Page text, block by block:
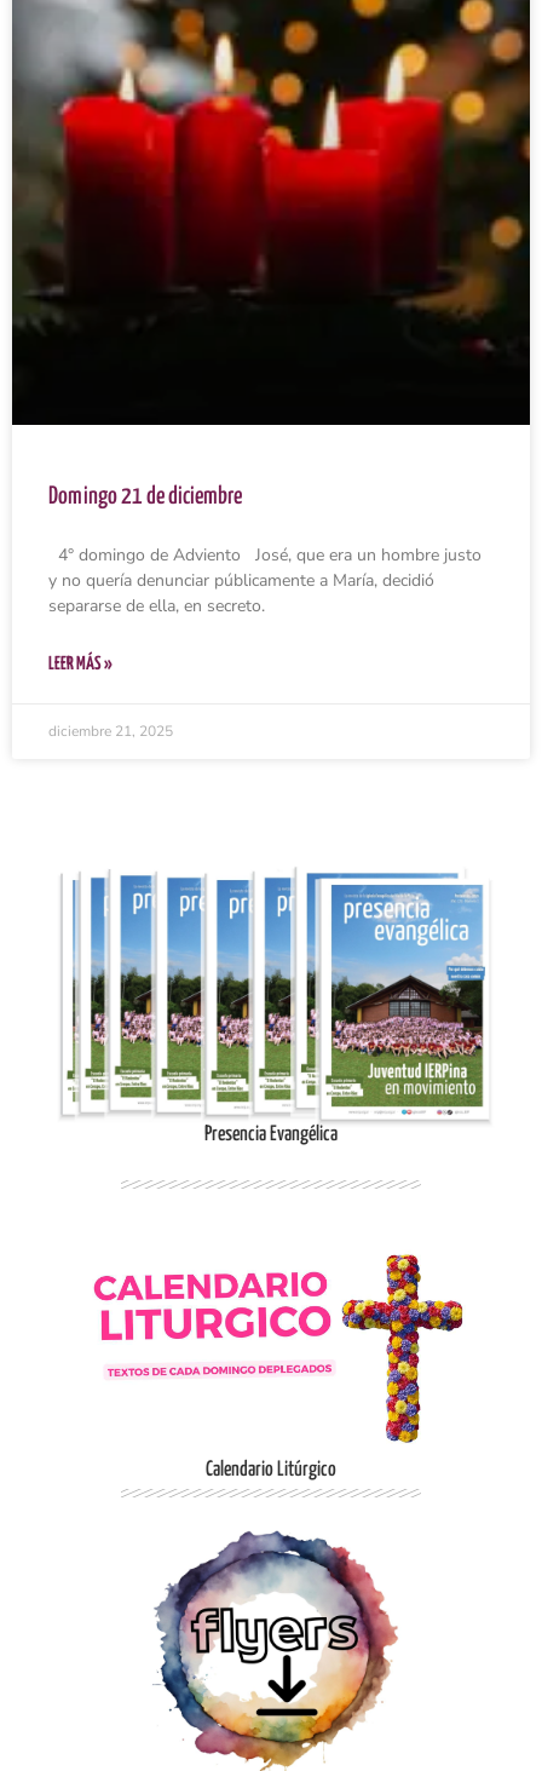
Domingo 21 de diciembre
4° domingo de Adviento José, que era un hombre justo
y no quería denunciar públicamente a María, decidió
separarse de ella, en secreto.
LEER MÁS »
diciembre 21, 2025
Ingresar
Presencia Evangélica
Ingresar
Calendario Litúrgico
Ingresar